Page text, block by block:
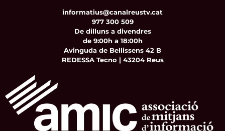
informatius@canalreustv.cat
977 300 509
De dilluns a divendres
de 9:00h a 18:00h
Avinguda de Bellissens 42 B
REDESSA Tecno | 43204 Reus